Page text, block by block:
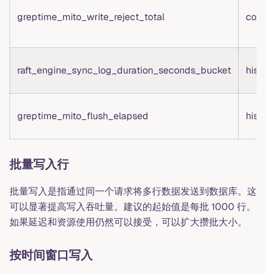
greptime_mito_write_reject_total
raft_engine_sync_log_duration_seconds_bucket
greptime_mito_flush_elapsed
批量写入行
批量写入是指通过同一个请求将多行数据发送到数据库。这
可以显著提高写入吞吐量。建议的起始值是每批 1000 行。
如果延迟和资源使用仍然可以接受，可以扩大攒批大小。
按时间窗口写入